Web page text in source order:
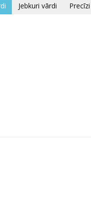
Jebkuri vārdi